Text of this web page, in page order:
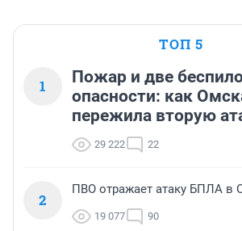
ТОП 5
1
Пожар и две
опасности: как
пережила вторую
29 222 22
2
ПВО отражает атаку БПЛА в
19 077 90